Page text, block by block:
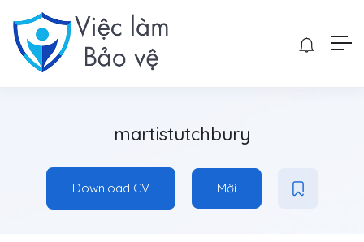
martistutchbury
Download CV Mời